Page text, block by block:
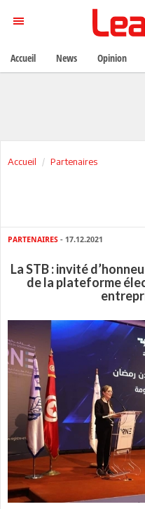
Accueil Partenaires
PARTENAIRES - 17.12.2021
La STB : invité
de la plateforme
Accueil News Opinion